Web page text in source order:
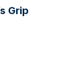
Grip